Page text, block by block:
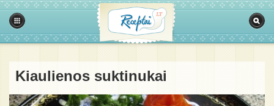
Kiaulienos suktinukai